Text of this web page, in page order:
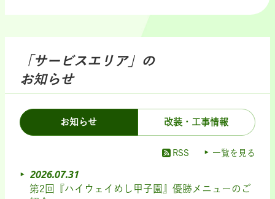
「サービスエリア」の
お知らせ
お知らせ 改装・工事情報
RSS 一覧を見る
2026.07.31
第2回『ハイウェイめし甲子園』優勝メニューのご